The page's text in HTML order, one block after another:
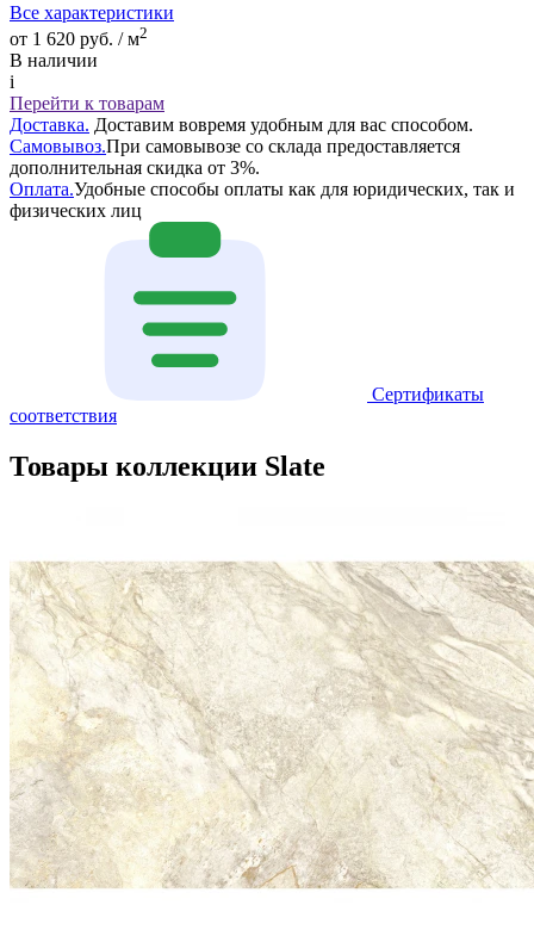
Все характеристики
от 1 620 руб. / м2
В наличии
i
Перейти к товарам
Доставка. Доставим вовремя удобным для вас способом.
Самовывоз.При самовывозе со склада предоставляется
дополнительная скидка от 3%.
Оплата.Удобные способы оплаты как для юридических, так и
физических лиц
Сертификаты
соответствия
Товары коллекции Slate